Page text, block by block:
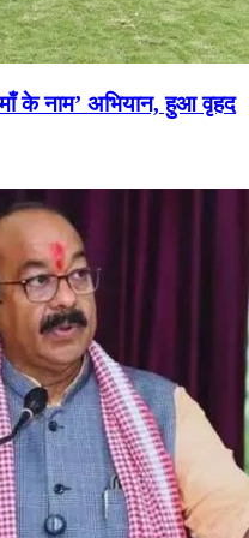
माँ के नाम’ अभियान, हुआ वृहद